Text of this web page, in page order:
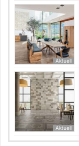
Aktuell
Aktuell